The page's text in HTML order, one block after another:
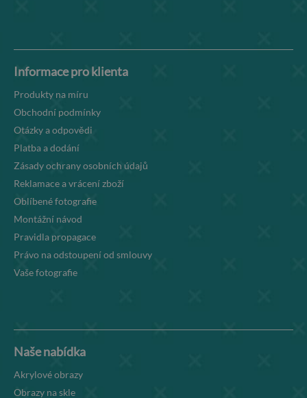
Informace pro klienta
Produkty na míru
Obchodní podmínky
Otázky a odpovědi
Platba a dodání
Zásady ochrany osobních údajů
Reklamace a vrácení zboží
Oblíbené fotografie
Montážní návod
Pravidla propagace
Právo na odstoupení od smlouvy
Vaše fotografie
Naše nabídka
Akrylové obrazy
Obrazy na skle